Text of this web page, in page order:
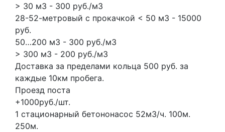
> 30 м3 - 300 руб./м3
28-52-метровый с прокачкой < 50 м3 - 15000
руб.
50…200 м3 - 300 руб./м3
> 300 м3 - 200 руб./м3
Доставка за пределами кольца 500 руб. за
каждые 10км пробега.
Проезд поста
+1000руб./шт.
1 стационарный бетононасос 52м3/ч. 100м.
250м.